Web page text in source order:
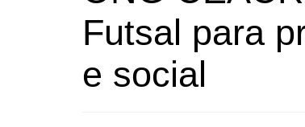
Futsal para
e social